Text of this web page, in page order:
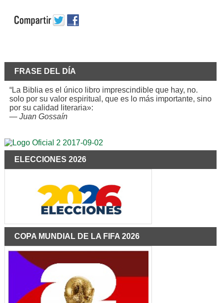
FRASE DEL DÍA
“La Biblia es el único libro imprescindible que hay, no.
solo por su valor espiritual, que es lo más importante, sino
por su calidad literaria»:
— Juan Gossaín
ELECCIONES 2026
COPA MUNDIAL DE LA FIFA 2026